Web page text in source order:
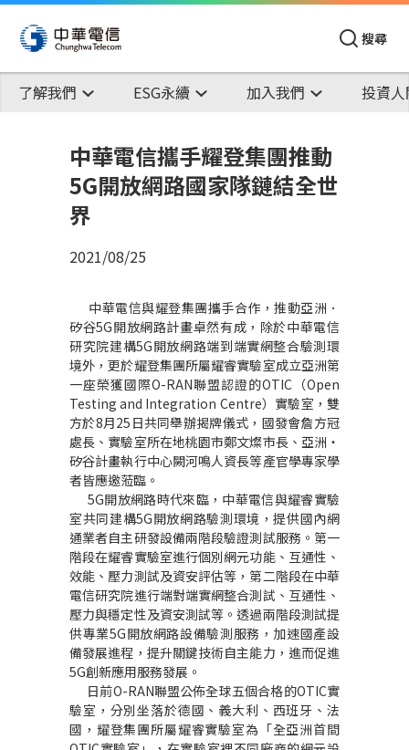
搜尋
了解我們 ESG永續 加入我們 投資
中華電信攜手耀登集團推動
5G開放網路國家隊鏈結全世
界
2021/08/25
中華電信與耀登集團攜手合作，推動亞洲．
矽谷5G開放網路計畫卓然有成，除於中華電信
研究院建構5G開放網路端到端實網整合驗測環
境外，更於耀登集團所屬耀睿實驗室成立亞洲第
一座榮獲國際O-RAN聯盟認證的OTIC（Open
Testing and Integration Centre）實驗室，雙
方於8月25日共同舉辦揭牌儀式，國發會詹方冠
處長、實驗室所在地桃園市鄭文燦市長、亞洲‧
矽谷計畫執行中心闕河鳴人資長等產官學專家學
者皆應邀蒞臨。
5G開放網路時代來臨，中華電信與耀睿實驗
室共同建構5G開放網路驗測環境，提供國內網
通業者自主研發設備兩階段驗證測試服務。第一
階段在耀睿實驗室進行個別網元功能、互通性、
效能、壓力測試及資安評估等，第二階段在中華
電信研究院進行端對端實網整合測試、互通性、
壓力與穩定性及資安測試等。透過兩階段測試提
供專業5G開放網路設備驗測服務，加速國產設
備發展進程，提升關鍵技術自主能力，進而促進
5G創新應用服務發展。
日前O-RAN聯盟公佈全球五個合格的OTIC實
驗室，分別坐落於德國、義大利、西班牙、法
國，耀登集團所屬耀睿實驗室為「全亞洲首間